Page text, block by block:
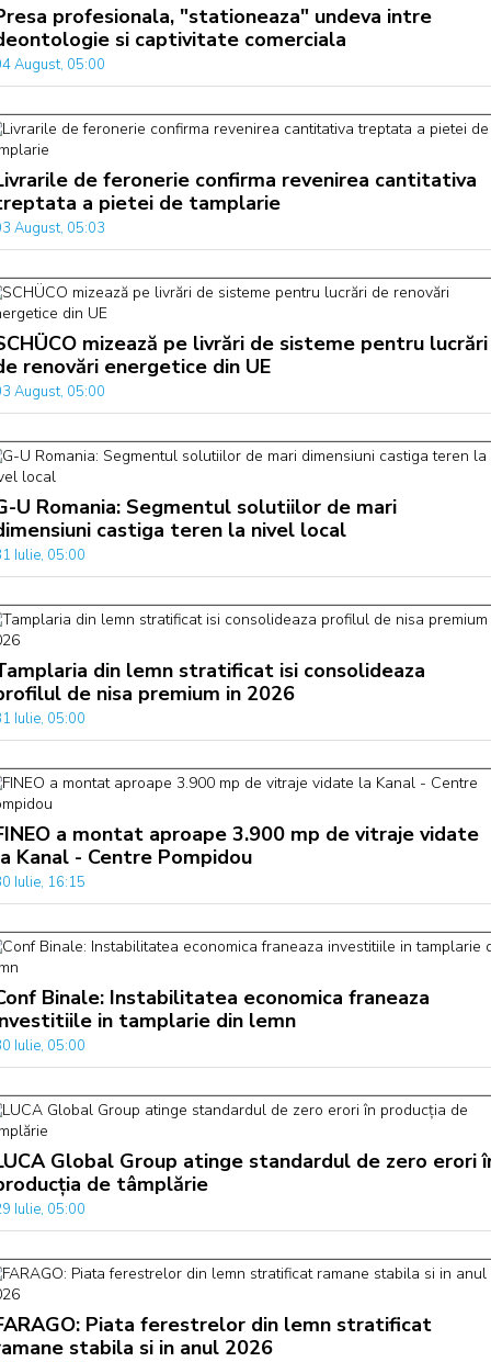
profesionala, "stationeaza" undeva intre
si captivitate comerciala
August, 05:00
de feronerie confirma revenirea cantitativa
a pietei de tamplarie
August, 05:03
mizează pe livrări de sisteme pentru lucrări
renovări energetice din UE
August, 05:00
U Romania: Segmentul solutiilor de mari
castiga teren la nivel local
Iulie, 05:00
din lemn stratificat isi consolideaza
de nisa premium in 2026
Iulie, 05:00
a montat aproape 3.900 mp de vitraje vidate
Kanal - Centre Pompidou
Iulie, 16:15
Binale: Instabilitatea economica franeaza
in tamplarie din lemn
Iulie, 05:00
Global Group atinge standardul de zero erori
de tâmplărie
Iulie, 05:00
Piata ferestrelor din lemn stratificat
stabila si in anul 2026